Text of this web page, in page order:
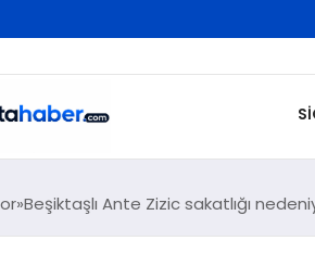
Beşiktaşlı Ante Zizic sakatlığı